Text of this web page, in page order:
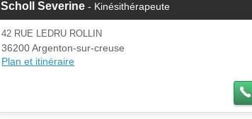
Scholl Severine - Kinésithérapeute
42 RUE LEDRU ROLLIN
36200 Argenton-sur-creuse
Plan et itinéraire